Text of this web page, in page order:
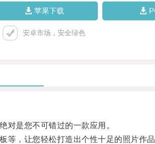
苹果下载
安卓市场，安全绿色
是您不可错过的一款应用。
，让您轻松打造出个性十足的照片作品